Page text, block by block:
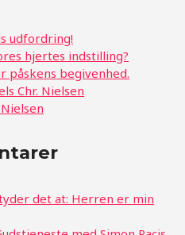
udfordring!
hjertes indstilling?
påskens begivenhed.
Chr. Nielsen
det at: Herren er min